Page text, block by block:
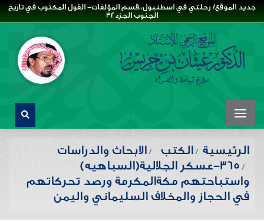
جديد الموقع/ رحلتي في اسطنبول،،قسم المؤلفات- القول المكتوب في تاريخ
الجنوب الجزء32
الرئيسية الكتب
الابحاث والدراسات
365-عسكر الجلالية(السباهيه)
واستباحتهم مكةالمكرمة ورصد تحركاتهم
في الحجاز والمخلاف السليماني واليمن